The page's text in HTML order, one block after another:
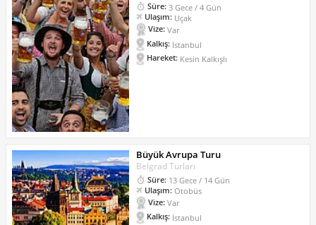
Süre: 3 Gece / 4 Gün
Ulaşım: Uçak
Vize: Var
Kalkış: İstanbul
Hareket: Kesin Kalkışlı
Büyük Avrupa Turu
Belgrad Turları
Süre: 13 Gece / 14 Gün
Ulaşım: Otobüs
Vize: Var
Kalkış: İstanbul